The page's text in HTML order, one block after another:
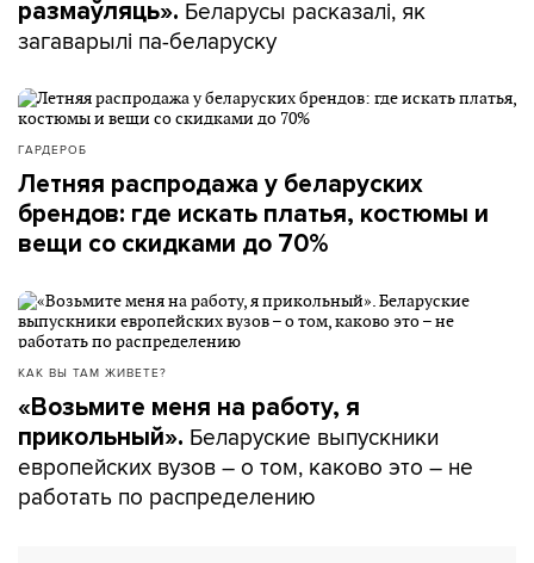
размаўляць». Беларусы расказалі, як
загаварылі па-беларуску
ГАРДЕРОБ
Летняя распродажа у беларуских
брендов: где искать платья, костюмы и
вещи со скидками до 70%
КАК ВЫ ТАМ ЖИВЕТЕ?
«Возьмите меня на работу, я
прикольный». Беларуские выпускники
европейских вузов – о том, каково это – не
работать по распределению